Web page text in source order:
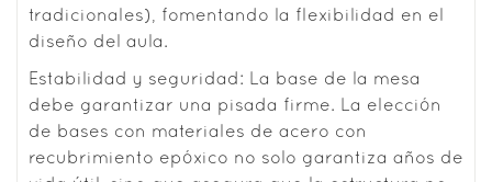
tradicionales), fomentando la flexibilidad en el
diseño del aula.
Estabilidad y seguridad: La base de la mesa
debe garantizar una pisada firme. La elección
de bases con materiales de acero con
recubrimiento epóxico no solo garantiza años de